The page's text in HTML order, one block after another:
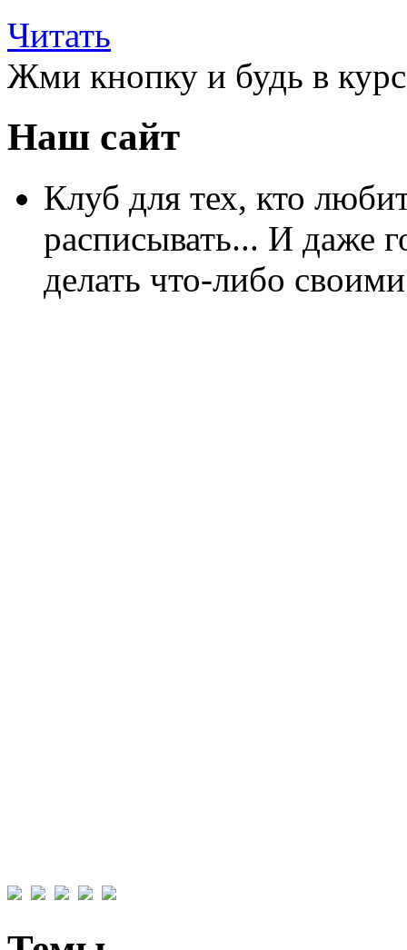
Читать
Жми кнопку и будь в
Наш сайт
Клуб для тех, кто
расписывать... И даже
делать что-либо